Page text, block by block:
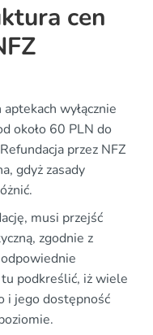
cen
wyłącznie
około 60 PLN do
przez NFZ
gdyż zasady
musi przejść
zgodnie z
podkreślić, iż wiele
i jego dostępność